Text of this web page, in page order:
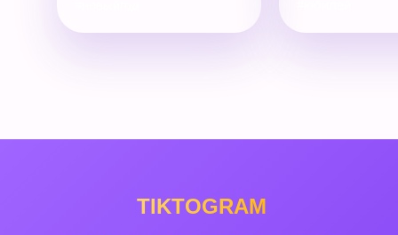
TIKTOGRAM